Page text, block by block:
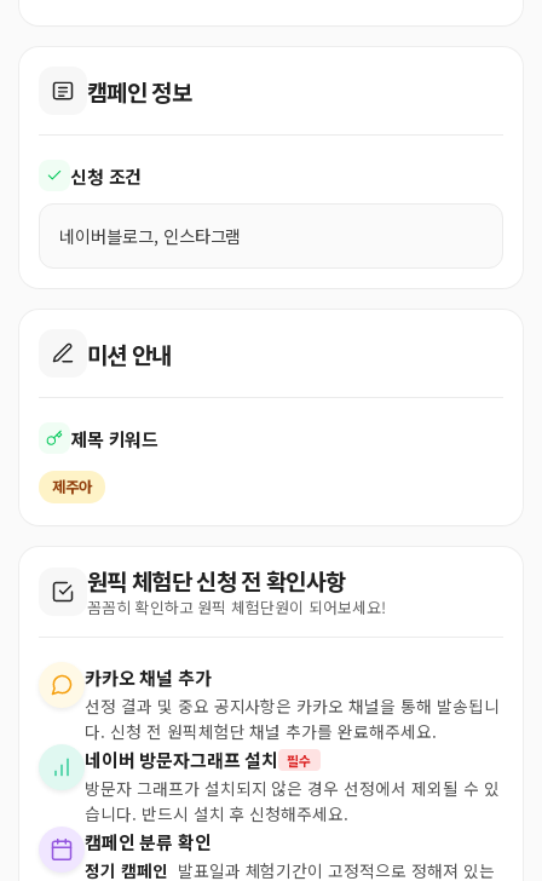
캠페인 정보
신청 조건
네이버블로그, 인스타그램
미션 안내
제목 키워드
제주아
원픽 체험단 신청 전 확인사항
꼼꼼히 확인하고 원픽 체험단원이 되어보세요!
카카오 채널 추가
선정 결과 및 중요 공지사항은 카카오 채널을 통해 발송됩니
다. 신청 전 원픽체험단 채널 추가를 완료해주세요.
네이버 방문자그래프 설치 필수
방문자 그래프가 설치되지 않은 경우 선정에서 제외될 수 있
습니다. 반드시 설치 후 신청해주세요.
캠페인 분류 확인
정기 캠페인 발표일과 체험기간이 고정적으로 정해져 있는